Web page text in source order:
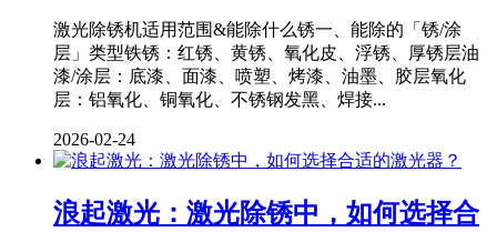
激光除锈机适用范围&能除什么锈一、能除的「锈/涂
层」类型铁锈：红锈、黄锈、氧化皮、浮锈、厚锈层油
漆/涂层：底漆、面漆、喷塑、烤漆、油墨、胶层氧化
层：铝氧化、铜氧化、不锈钢发黑、焊接...
2026-02-24
浪起激光：激光除锈中，如何选择合